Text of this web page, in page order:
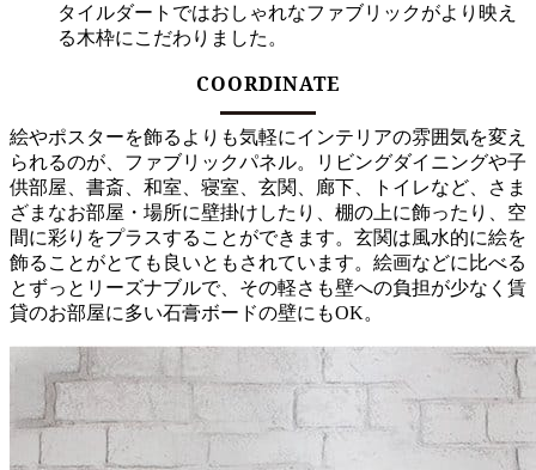
タイルダートではおしゃれなファブリックがより映え
る木枠にこだわりました。
COORDINATE
絵やポスターを飾るよりも気軽にインテリアの雰囲気を変え
られるのが、ファブリックパネル。リビングダイニングや子
供部屋、書斎、和室、寝室、玄関、廊下、トイレなど、さま
ざまなお部屋・場所に壁掛けしたり、棚の上に飾ったり、空
間に彩りをプラスすることができます。玄関は風水的に絵を
飾ることがとても良いともされています。絵画などに比べる
とずっとリーズナブルで、その軽さも壁への負担が少なく賃
貸のお部屋に多い石膏ボードの壁にもOK。